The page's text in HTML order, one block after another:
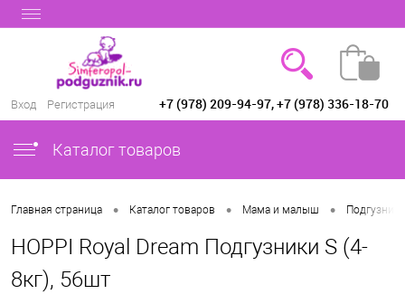
Вход Регистрация +7 (978) 209-94-97, +7 (978) 336-18-70
Каталог товаров
Главная страница • Каталог товаров • Мама и малыш •
HOPPI Royal Dream Подгузники S (4-
8кг), 56шт